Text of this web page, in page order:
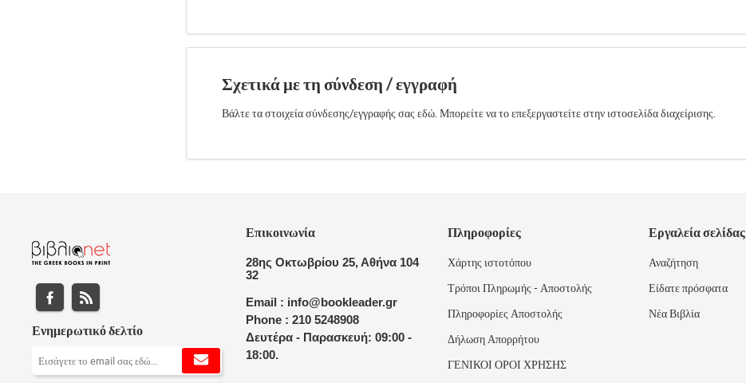
Σχετικά με τη σύνδεση / εγγραφή
Βάλτε τα στοιχεία σύνδεσης/εγγραφής σας εδώ. Μπορείτε να το επεξεργαστείτε στην ιστοσελίδα διαχείρισης.
Ενημερωτικό δελτίο
Επικοινωνία
28ης Οκτωβρίου 25, Αθήνα 104
32
Email : info@bookleader.gr
Phone : 210 5248908
Δευτέρα - Παρασκευή: 09:00 -
18:00.
Πληροφορίες
Χάρτης ιστοτόπου
Τρόποι Πληρωμής - Αποστολής
Πληροφορίες Αποστολής
Δήλωση Απορρήτου
ΓΕΝΙΚΟΙ ΟΡΟΙ ΧΡΗΣΗΣ
Εργαλεία σελίδας
Αναζήτηση
Είδατε πρόσφατα
Νέα Βιβλία